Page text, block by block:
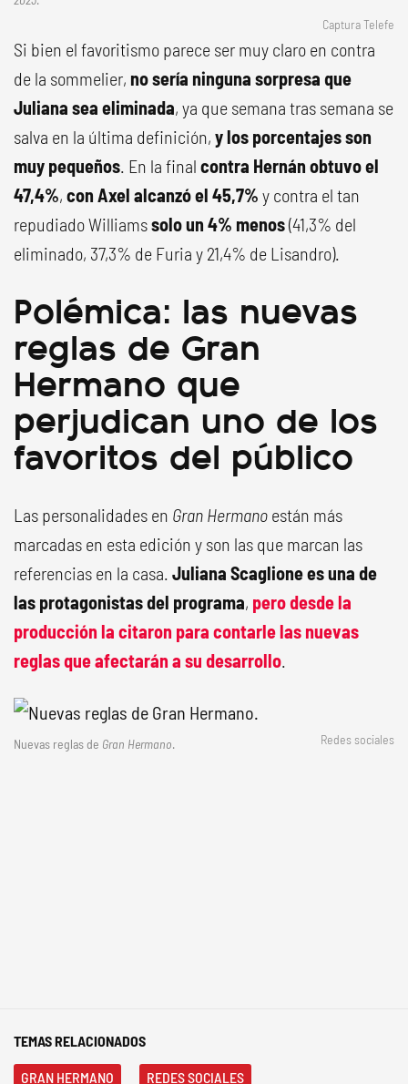
Captura Telefe
Si bien el favoritismo parece ser muy claro en contra
de la sommelier, no sería ninguna sorpresa que
Juliana sea eliminada, ya que semana tras semana se
salva en la última definición, y los porcentajes son
muy pequeños. En la final contra Hernán obtuvo el
47,4%, con Axel alcanzó el 45,7% y contra el tan
repudiado Williamssolo un 4% menos(41,3% del
eliminado, 37,3% de Furia y 21,4% de Lisandro).
Polémica: las nuevas
reglas de Gran
Hermano que
perjudican uno de los
favoritos del público
Las personalidades en Gran Hermano están más
marcadas en esta edición y son las que marcan las
referencias en la casa. Juliana Scaglione es una de
las protagonistas del programa, pero desde la
producción la citaron para contarle las nuevas
reglas que afectarán a su desarrollo.
Nuevas reglas de Gran Hermano. Redes sociales
TEMAS RELACIONADOS
GRAN HERMANO REDES SOCIALES